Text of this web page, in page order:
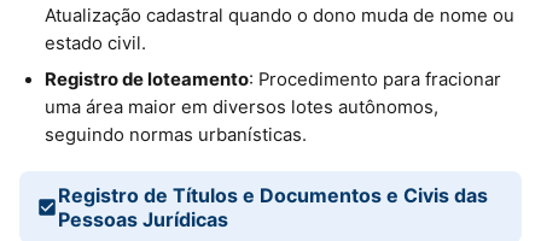
Atualização cadastral quando o dono muda de nome ou
estado civil.
Registro de loteamento: Procedimento para fracionar
uma área maior em diversos lotes autônomos,
seguindo normas urbanísticas.
Registro de Títulos e Documentos e Civis das
Pessoas Jurídicas